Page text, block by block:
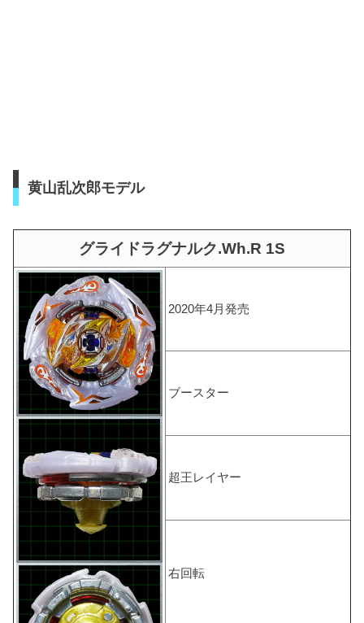
黄山乱次郎モデル
グライドラグナルク.Wh.R 1S
2020年4月発売
ブースター
超王レイヤー
右回転